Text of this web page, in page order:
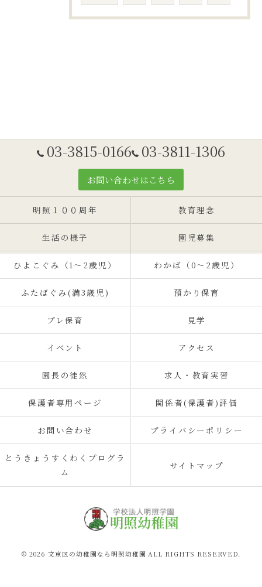
03-3815-0166 03-3811-1306
お問い合わせはこちら
明照１００周年 教育理念
生活の様子 園児募集
ひよこぐみ（1〜2歳児） わかば（0～2歳児）
ふたばぐみ(満3歳児) 預かり保育
プレ保育 見学
イベント アクセス
園長の徒然 求人・教育実習
保護者専用ページ 関係者(保護者)評価
お問い合わせ プライバシーポリシー
とうきょうすくわくプログラ
ム
サイトマップ
© 2026 文京区の幼稚園なら明照幼稚園 ALL RIGHTS RESERVED.